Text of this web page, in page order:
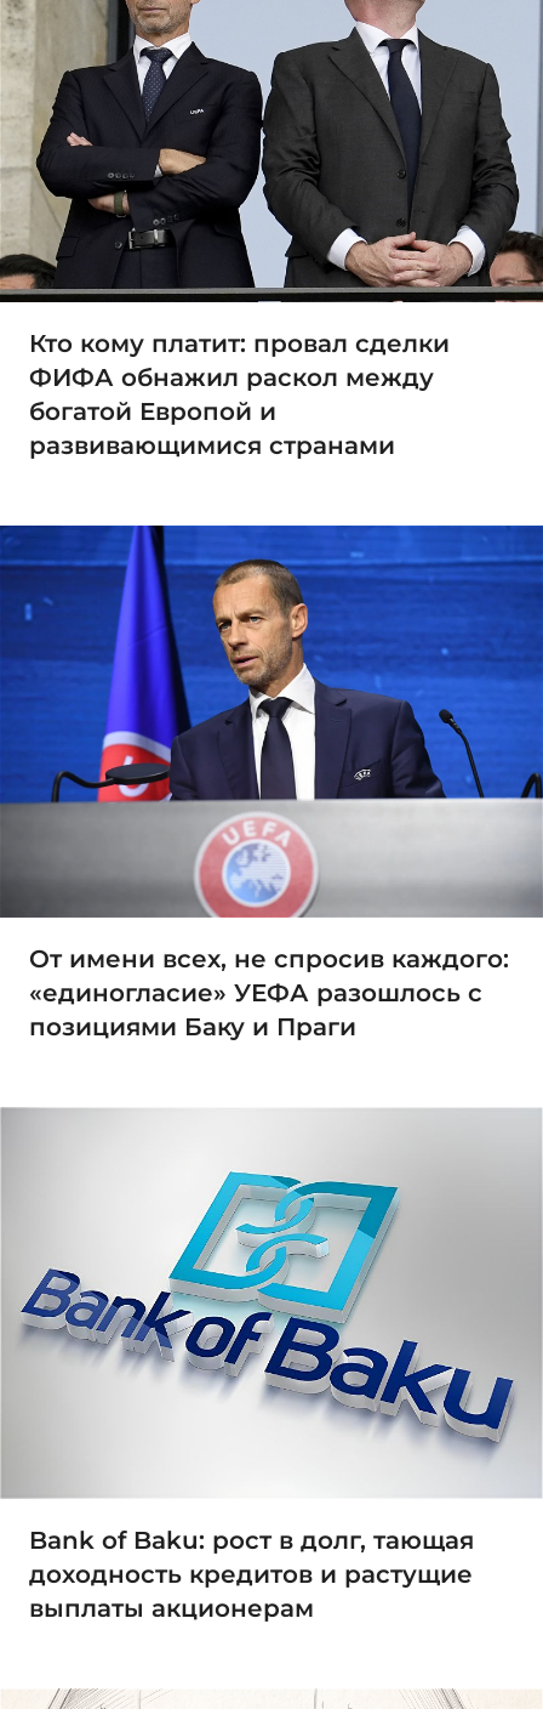
Кто кому платит: провал сделки
ФИФА обнажил раскол между
богатой Европой и
развивающимися странами
От имени всех, не спросив каждого:
«единогласие» УЕФА разошлось с
позициями Баку и Праги
Bank of Baku: рост в долг, тающая
доходность кредитов и растущие
выплаты акционерам